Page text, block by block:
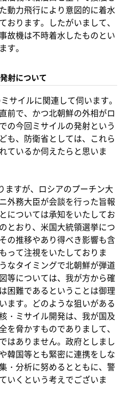
動力飛行により意図的に着水
おります。したがいまして、
故機は不時着水したものとい
す。
射について
サイルに関連して伺います。
前で、かつ北朝鮮の外相がロ
の今回ミサイルの発射という
も、防衛省としては、これら
ているか伺えたらと思いま
ますが、ロシアのプーチン大
外務大臣が会談を行った旨報
については承知をいたしてお
とおり、米国大統領選挙につ
の推移やあり得べき影響も含
って注視をいたしておりま
なタイミングで北朝鮮が弾道
等については、我が方から確
困難であるということは御理
ます。どのような狙いがある
・ミサイル開発は、我が国及
を脅かすものでありまして、
はありません。政府としまし
韓国等とも緊密に連携をしな
・分析に努めるとともに、警
いくという考えでございま